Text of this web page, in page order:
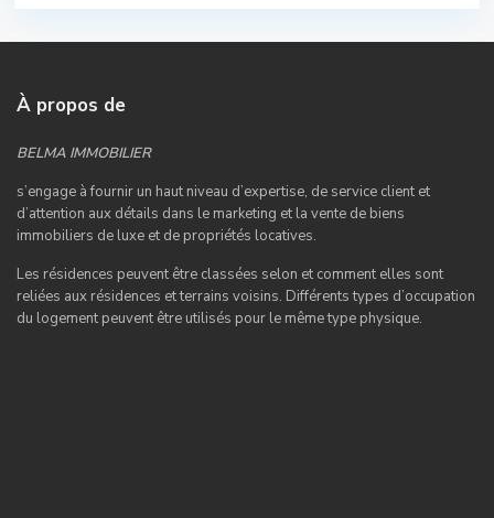
À propos de
BELMA IMMOBILIER
s’engage à fournir un haut niveau d’expertise, de service client et
d’attention aux détails dans le marketing et la vente de biens
immobiliers de luxe et de propriétés locatives.
Les résidences peuvent être classées selon et comment elles sont
reliées aux résidences et terrains voisins. Différents types d’occupation
du logement peuvent être utilisés pour le même type physique.